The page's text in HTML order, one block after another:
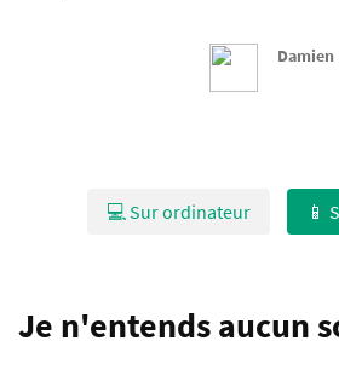
Damien
💻 Sur ordinateur 📱
Je n'entends aucun